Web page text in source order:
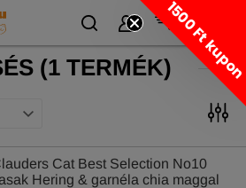
(1 TERMÉK)
Cat Best Selection No10
Hering & garnéla chia maggal
1500 Ft